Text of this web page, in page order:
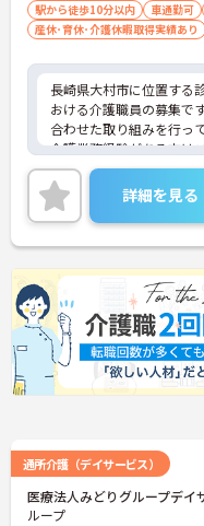
駅から徒歩10分以内 車通勤可
産休･育休･介護休暇取得実績あり
長崎県大村市に位置する
おける介護職員の募集で
合わせた取り組みを行っ
介護業務経験がある方は
がらご勤務いただけます
時間程度なのでワークラ
ご勤務いただけます。
ご興味のある方には、面
に詳細をお話しいたしま
さい！
詳細を見る
通所介護（デイサービス）
医療法人みどりグループデイ
ループ